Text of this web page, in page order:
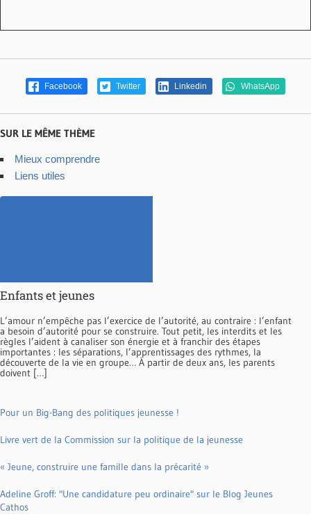
Facebook Twitter Linkedin WhatsApp
SUR LE MÊME THÈME
Mieux comprendre
Liens utiles
Enfants et jeunes
L’amour n’empêche pas l’exercice de l’autorité, au contraire : l’enfant
a besoin d’autorité pour se construire. Tout petit, les interdits et les
règles l’aident à canaliser son énergie et à franchir des étapes
importantes : les séparations, l’apprentissages des rythmes, la
découverte de la vie en groupe… À partir de deux ans, les parents
doivent […]
Pour un Big-Bang des politiques jeunesse !
Livre vert de la Commission sur la politique de la jeunesse
« Jeune, construire une famille dans la précarité »
Adeline Groff: "Une candidature peu ordinaire" sur le Blog Jeunes
Cathos